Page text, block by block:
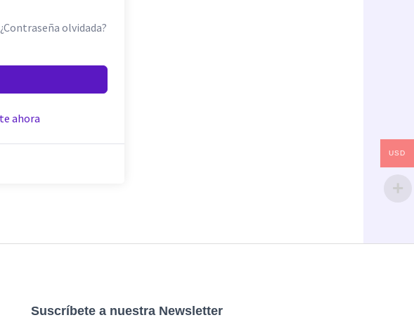
¿Contraseña olvidada?
ahora
Suscríbete a nuestra Newsletter
USD